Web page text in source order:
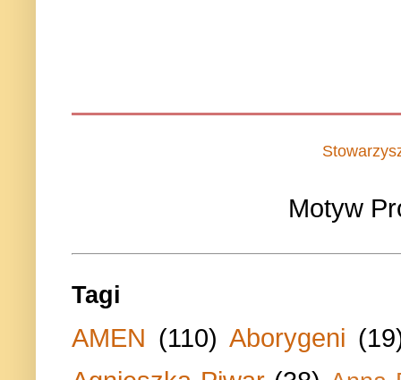
Motyw
Tagi
AMEN (110) Aborygeni